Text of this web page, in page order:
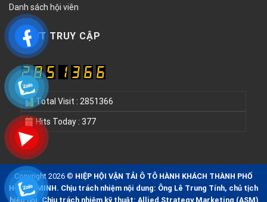
Danh sách hội viên
LƯỢT TRUY CẬP
Total Visit : 2851366
Hits Today : 377
Copyright 2026 © HIỆP HỘI VẬN TẢI Ô TÔ HÀNH KHÁCH THÀNH PHỐ
HỒ CHÍ MINH. Chịu trách nhiệm nội dung: Ông Lê Trung Tính, chủ tịch
hiệp hội. Chịu trách nhiệm kỹ thuật: Allied Strategy Marketing (ASM)